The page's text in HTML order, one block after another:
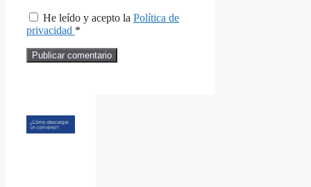
He leído y acepto la Política de
privacidad *